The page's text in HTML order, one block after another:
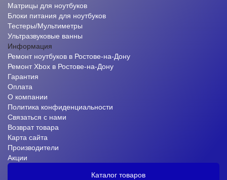
Матрицы для ноутбуков
Блоки питания для ноутбуков
Тестеры/Мультиметры
Ультразвуковые ванны
Информация
Ремонт ноутбуков в Ростове-на-Дону
Ремонт Xbox в Ростове-на-Дону
Гарантия
Оплата
О компании
Политика конфиденциальности
Связаться с нами
Возврат товара
Карта сайта
Производители
Акции
Каталог товаров